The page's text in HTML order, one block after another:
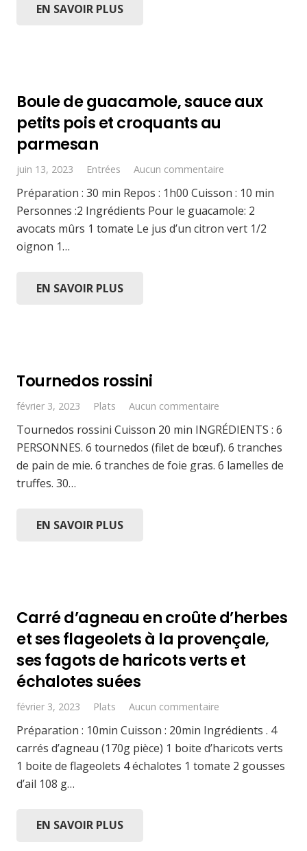
EN SAVOIR PLUS
Boule de guacamole, sauce aux
petits pois et croquants au
parmesan
juin 13, 2023 Entrées Aucun commentaire
Préparation : 30 min Repos : 1h00 Cuisson : 10 min
Personnes :2 Ingrédients Pour le guacamole: 2
avocats mûrs 1 tomate Le jus d’un citron vert 1/2
oignon 1…
EN SAVOIR PLUS
Tournedos rossini
février 3, 2023 Plats Aucun commentaire
Tournedos rossini Cuisson 20 min INGRÉDIENTS : 6
PERSONNES. 6 tournedos (filet de bœuf). 6 tranches
de pain de mie. 6 tranches de foie gras. 6 lamelles de
truffes. 30…
EN SAVOIR PLUS
Carré d’agneau en croûte d’herbes
et ses flageolets à la provençale,
ses fagots de haricots verts et
échalotes suées
février 3, 2023 Plats Aucun commentaire
Préparation : 10min Cuisson : 20min Ingrédients . 4
carrés d’agneau (170g pièce) 1 boite d’haricots verts
1 boite de flageolets 4 échalotes 1 tomate 2 gousses
d’ail 108 g…
EN SAVOIR PLUS